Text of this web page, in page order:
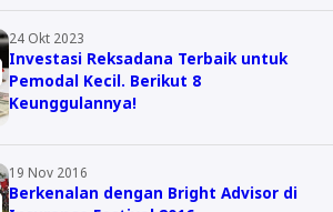
24 Okt 2023
Investasi Reksadana Terbaik untuk
Pemodal Kecil. Berikut 8
Keunggulannya!
19 Nov 2016
Berkenalan dengan Bright Advisor di